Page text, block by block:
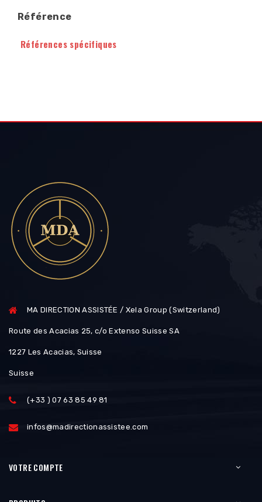
Référence
Références spécifiques
MA DIRECTION ASSISTÉE / Xela Group (Switzerland)
Route des Acacias 25, c/o Extenso Suisse SA
1227 Les Acacias, Suisse
Suisse
(+33 ) 07 63 85 49 81
infos@madirectionassistee.com
VOTRE COMPTE